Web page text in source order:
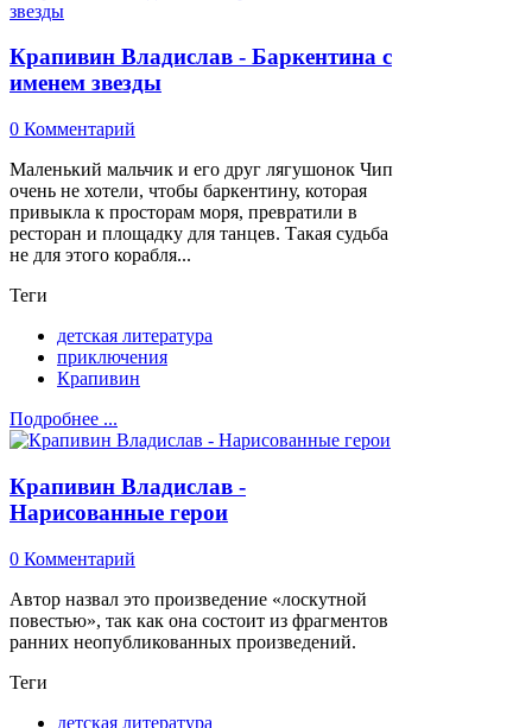
Крапивин Владислав - Баркентина с
именем звезды
0 Комментарий
Маленький мальчик и его друг лягушонок Чип
очень не хотели, чтобы баркентину, которая
привыкла к просторам моря, превратили в
ресторан и площадку для танцев. Такая судьба
не для этого корабля...
Теги
детская литература
приключения
Крапивин
Подробнее ...
Крапивин Владислав -
Нарисованные герои
0 Комментарий
Автор назвал это произведение «лоскутной
повестью», так как она состоит из фрагментов
ранних неопубликованных произведений.
Теги
детская литература